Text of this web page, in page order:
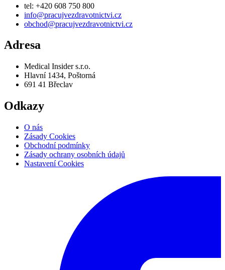
tel: +420 608 750 800
info@pracujvezdravotnictvi.cz
obchod@pracujvezdravotnictvi.cz
Adresa
Medical Insider s.r.o.
Hlavní 1434, Poštorná
691 41 Břeclav
Odkazy
O nás
Zásady Cookies
Obchodní podmínky
Zásady ochrany osobních údajů
Nastavení Cookies